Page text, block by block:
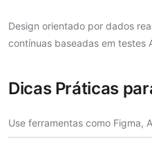
Design orientado por dados
contínuas baseadas em testes
Dicas Práticas
Use ferramentas como Figma,